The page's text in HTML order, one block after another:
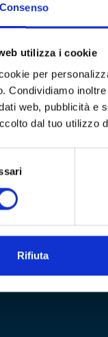
Consenso
utilizza i cookie
per
Condividiamo
web, pubblicità e
dal tuo utilizzo
Rifiuta
sarà
nella Sala
ai docenti
per
2018-
1893